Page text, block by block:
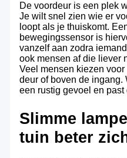
De voordeur is een plek
Je wilt snel zien wie er
loopt als je thuiskomt.
bewegingssensor is
vanzelf aan zodra
ook mensen af die liever
Veel mensen kiezen
deur of boven de ingang.
een rustig gevoel en
Slimme
tuin beter